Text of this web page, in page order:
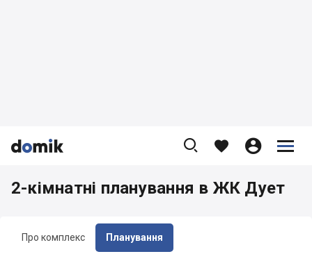


    


Про комплекс Планування
2-кімнатні планування в ЖК Дует